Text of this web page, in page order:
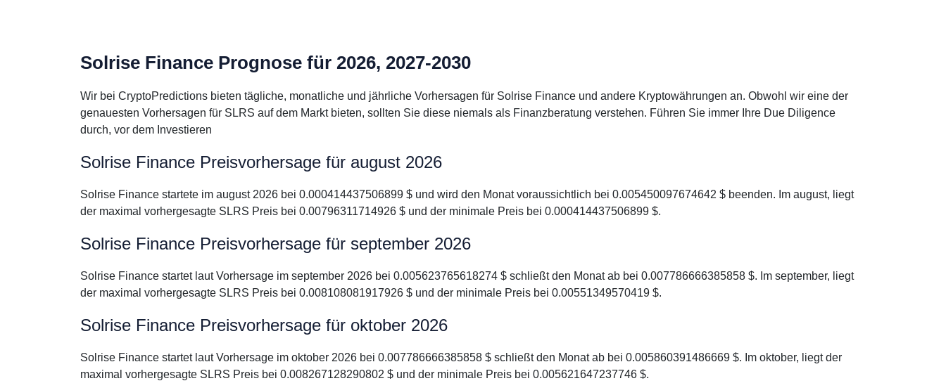
Solrise Finance Prognose für 2026, 2027-2030
Wir bei CryptoPredictions bieten tägliche, monatliche und jährliche Vorhersagen für Solrise Finance und andere Kryptowährungen an. Obwohl wir eine der
genauesten Vorhersagen für SLRS auf dem Markt bieten, sollten Sie diese niemals als Finanzberatung verstehen. Führen Sie immer Ihre Due Diligence
durch, vor dem Investieren
Solrise Finance Preisvorhersage für august 2026
Solrise Finance startete im august 2026 bei 0.000414437506899 $ und wird den Monat voraussichtlich bei 0.005450097674642 $ beenden. Im august, liegt
der maximal vorhergesagte SLRS Preis bei 0.00796311714926 $ und der minimale Preis bei 0.000414437506899 $.
Solrise Finance Preisvorhersage für september 2026
Solrise Finance startet laut Vorhersage im september 2026 bei 0.005623765618274 $ schließt den Monat ab bei 0.007786666385858 $. Im september, liegt
der maximal vorhergesagte SLRS Preis bei 0.008108081917926 $ und der minimale Preis bei 0.00551349570419 $.
Solrise Finance Preisvorhersage für oktober 2026
Solrise Finance startet laut Vorhersage im oktober 2026 bei 0.007786666385858 $ schließt den Monat ab bei 0.005860391486669 $. Im oktober, liegt der
maximal vorhergesagte SLRS Preis bei 0.008267128290802 $ und der minimale Preis bei 0.005621647237746 $.